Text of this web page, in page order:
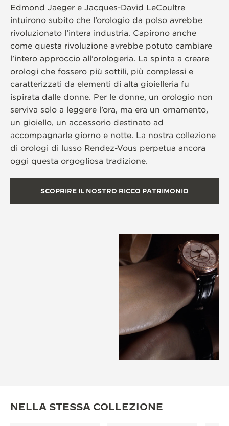
Edmond Jaeger e Jacques-David LeCoultre
intuirono subito che l’orologio da polso avrebbe
rivoluzionato l’intera industria. Capirono anche
come questa rivoluzione avrebbe potuto cambiare
l’intero approccio all’orologeria. La spinta a creare
orologi che fossero più sottili, più complessi e
caratterizzati da elementi di alta gioielleria fu
ispirata dalle donne. Per le donne, un orologio non
serviva solo a leggere l’ora, ma era un ornamento,
un gioiello, un accessorio destinato ad
accompagnarle giorno e notte. La nostra collezione
di orologi di lusso Rendez-Vous perpetua ancora
oggi questa orgogliosa tradizione.
SCOPRIRE IL NOSTRO RICCO PATRIMONIO
NELLA STESSA COLLEZIONE